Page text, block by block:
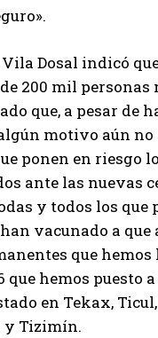
Dosal indicó
200 mil personas
que, a pesar de
motivo aún no
ponen en riesgo
ante las nuevas
y todos los que
vacunado a que
que
que hemos puesto
en Tekax,
y Tizimín.